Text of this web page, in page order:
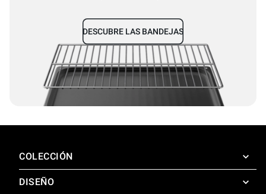
DESCUBRE LAS BANDEJAS
COLECCIÓN
SuperOven
DISEÑO